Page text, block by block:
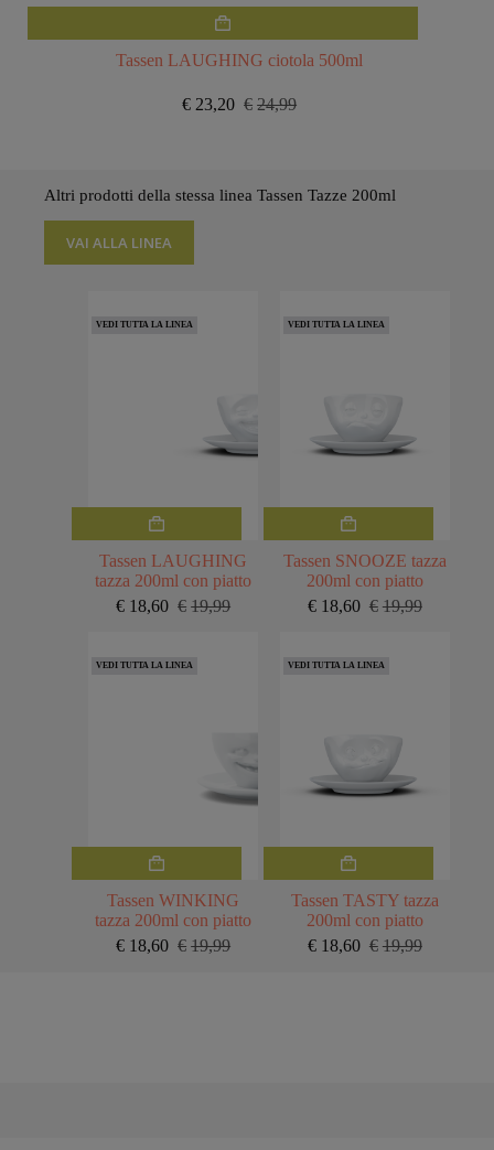
Tassen LAUGHING ciotola 500ml
€ 24,99
Il
€24,99.
€ 23,20 Il
€23,20.
Altri prodotti della stessa linea Tassen Tazze 200ml
VAI ALLA LINEA
VEDI TUTTA LA LINEA
Tassen LAUGHING
tazza 200ml con piatto
€ 19,99
Il
era:
€ 18,60 Il
è:
VEDI TUTTA LA LINEA
Tassen SNOOZE tazza
200ml con piatto
€ 19,99
Il
era:
€ 18,60 Il
è:
VEDI TUTTA LA LINEA
Tassen WINKING
tazza 200ml con piatto
€ 19,99
Il
€ 18,60 Il
VEDI TUTTA LA LINEA
Tassen TASTY tazza
200ml con piatto
€ 19,99
Il
€ 18,60 Il